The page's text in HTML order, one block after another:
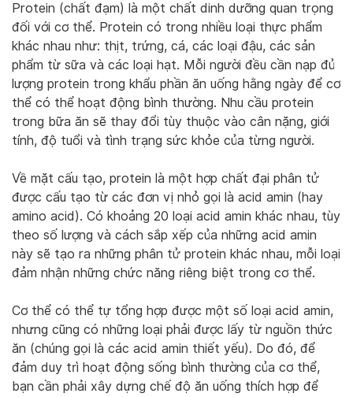
Protein (chất đạm) là một chất dinh dưỡng quan trọng
đối với cơ thể. Protein có trong nhiều loại thực phẩm
khác nhau như: thịt, trứng, cá, các loại đậu, các sản
phẩm từ sữa và các loại hạt. Mỗi người đều cần nạp đủ
lượng protein trong khẩu phần ăn uống hằng ngày để cơ
thể có thể hoạt động bình thường. Nhu cầu protein
trong bữa ăn sẽ thay đổi tùy thuộc vào cân nặng, giới
tính, độ tuổi và tình trạng sức khỏe của từng người.
Về mặt cấu tạo, protein là một hợp chất đại phân tử
được cấu tạo từ các đơn vị nhỏ gọi là acid amin (hay
amino acid). Có khoảng 20 loại acid amin khác nhau, tùy
theo số lượng và cách sắp xếp của những acid amin
này sẽ tạo ra những phân tử protein khác nhau, mỗi loại
đảm nhận những chức năng riêng biệt trong cơ thể.
Cơ thể có thể tự tổng hợp được một số loại acid amin,
nhưng cũng có những loại phải được lấy từ nguồn thức
ăn (chúng gọi là các acid amin thiết yếu). Do đó, để
đảm duy trì hoạt động sống bình thường của cơ thể,
bạn cần phải xây dựng chế độ ăn uống thích hợp để